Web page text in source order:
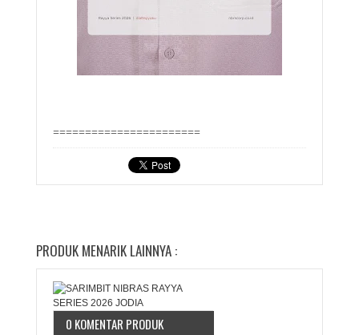
=======================
PRODUK MENARIK LAINNYA :
0 KOMENTAR PRODUK